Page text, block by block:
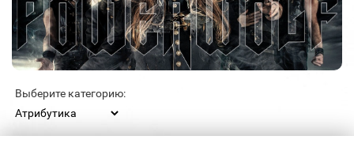
Выберите категорию: